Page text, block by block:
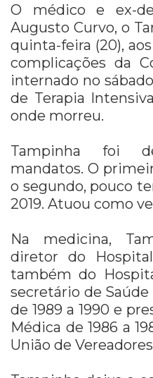
O médico e ex-
Augusto Curvo, o
quinta-feira (20),
complicações da
internado no
de Terapia
onde morreu.
Tampinha foi
mandatos. O
o segundo, pouco
2019. Atuou como
Na medicina,
diretor do
também do
secretário de
de 1989 a 1990 e
Médica de 1986 a
União de Vereadores